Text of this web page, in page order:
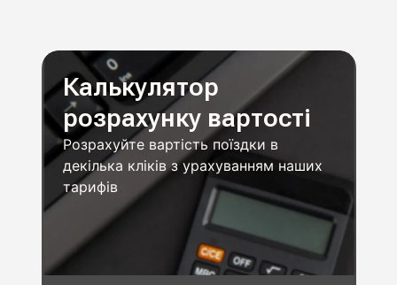
Калькулятор
розрахунку вартості
Розрахуйте вартість поїздки в
декілька кліків з урахуванням наших
тарифів